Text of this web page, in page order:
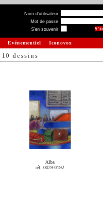
Nom d'utilisateur
Mot de passe
S'en souvenir
Evénementiel Iconovox
10 dessins
Alba
réf. 0029-0192